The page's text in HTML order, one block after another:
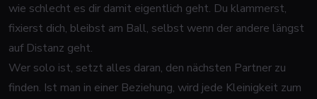
wie schlecht es dir damit eigentlich geht. Du klammerst,
fixierst dich, bleibst am Ball, selbst wenn der andere längst
auf Distanz geht.
Wer solo ist, setzt alles daran, den nächsten Partner zu
finden. Ist man in einer Beziehung, wird jede Kleinigkeit zum